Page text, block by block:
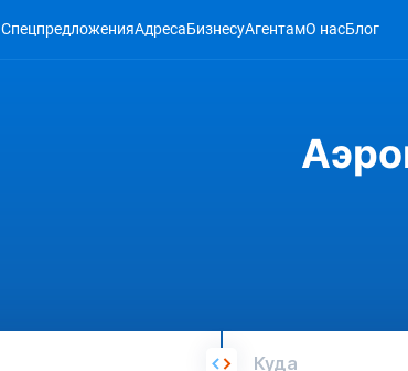
СпецпредложенияАдресаБизнесуАгентамО насБлог
Куда